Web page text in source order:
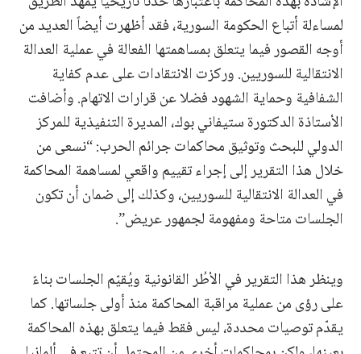
لمساءلة أتباع الحكومة السورية، فقد أظهرت أيضاً العديد من
أوجه القصور فيما يتعلق بمساهمتها الفعالة في عملية العدالة
الانتقالية للسوريين. وركزت الانتقادات على عدم كفاية
الشفافية وحماية الشهود فضلا عن قرارات الاتهام. وأضافت
الأستاذة الدكتورة ستيفاني بوك، المديرة التنفيذية للمركز
الدولي للبحث وتوثيق محاكمات جرائم الحرب: “نسعى من
خلال هذا التقرير إلى إجراء تقييم واقعي لمساهمة المحاكمة
في العدالة الانتقالية للسوريين، وكذلك إلى ضمان أن تكون
الجلسات متاحة ومفهومة لجمهور عريض”.
وينظر هذا التقرير في الأطُر القانونية ويُقيّم الجلسات بناءً
على رؤى من عملية مراقبة المحاكمة منذ أولى جلساتها. كما
يقدّم توصيات محددة، ليس فقط فيما يتعلق بهذه المحاكمة